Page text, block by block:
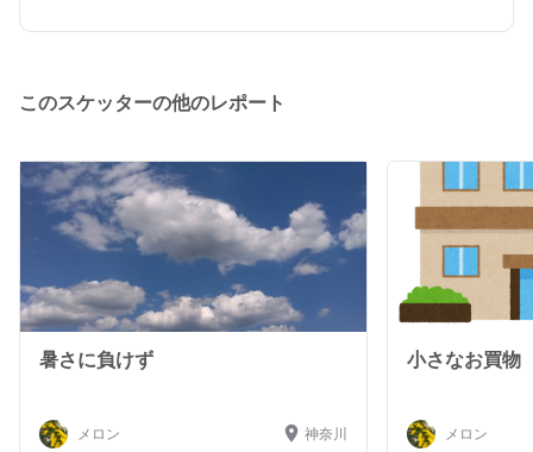
このスケッターの他のレポート
暑さに負けず
メロン 神奈川
小さなお買物
メロン